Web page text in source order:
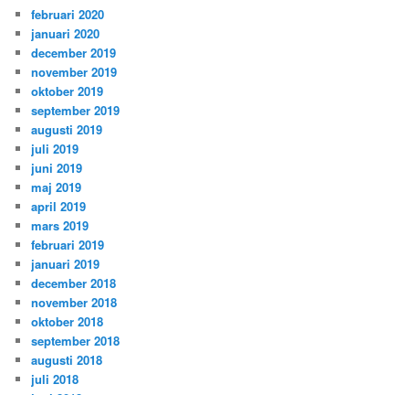
februari 2020
januari 2020
december 2019
november 2019
oktober 2019
september 2019
augusti 2019
juli 2019
juni 2019
maj 2019
april 2019
mars 2019
februari 2019
januari 2019
december 2018
november 2018
oktober 2018
september 2018
augusti 2018
juli 2018